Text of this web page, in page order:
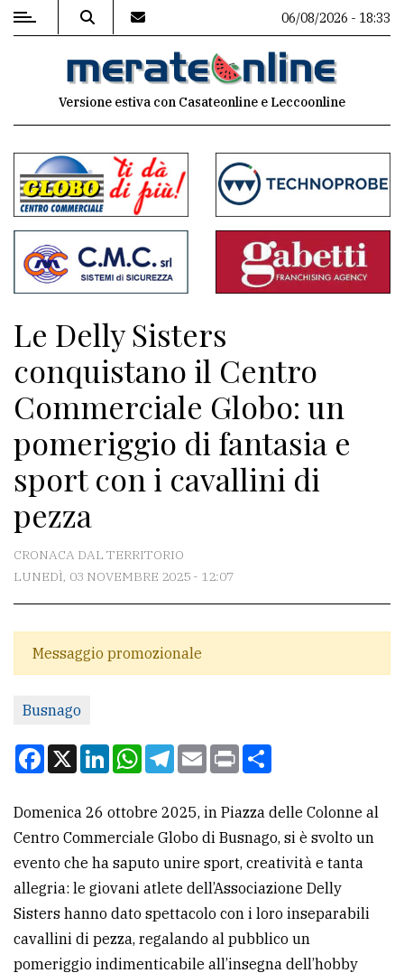
MENU
commenti
Contenuti
del
sito
Associazioni
Meteo
CONTATTI
La
redazione
Per
la
tua
pubblicità
CERCA
Cerca
comune
Ricerca
avanzata
ALTRE
TESTATE
06/08/2026 - 18:33
Versione estiva con Casateonline e Leccoonline
Le Delly Sisters
conquistano il Centro
Commerciale Globo: un
pomeriggio di fantasia e
sport con i cavallini di
pezza
CRONACA DAL TERRITORIO
LUNEDÌ, 03 NOVEMBRE 2025 - 12:07
Messaggio promozionale
Busnago
Facebook
X LinkedInWhatsApp
Telegram
EmailPrint
Domenica 26 ottobre 2025, in Piazza delle Colonne al
Centro Commerciale Globo di Busnago, si è svolto un
evento che ha saputo unire sport, creatività e tanta
allegria: le giovani atlete dell’Associazione Delly
Sisters hanno dato spettacolo con i loro inseparabili
cavallini di pezza, regalando al pubblico un
pomeriggio indimenticabile all’insegna dell’hobby